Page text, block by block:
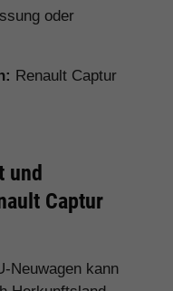
oder
Renault Captur
und
Captur
Neuwagen kann